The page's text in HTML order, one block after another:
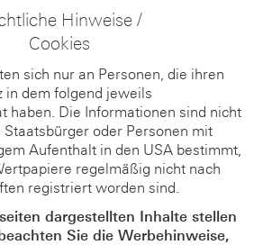
Hinweise /
Cookies
sich nur an Personen, die ihren
in dem folgend jeweils
haben. Die Informationen sind nicht
oder Personen mit
Aufenthalt in den USA bestimmt,
regelmäßig nicht nach
registriert worden sind.
dargestellten Inhalte stellen
Sie die Werbehinweise,